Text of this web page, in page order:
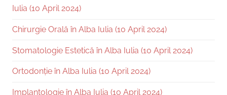
Iulia (10 April 2024)
Chirurgie Orală în Alba Iulia (10 April 2024)
Stomatologie Estetică în Alba Iulia (10 April 2024)
Ortodonție în Alba Iulia (10 April 2024)
Implantologie în Alba Iulia (10 April 2024)